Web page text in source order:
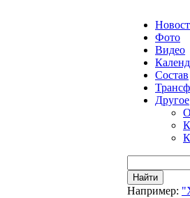
Фото
Видео
Состав
Другое
Найти
Например: